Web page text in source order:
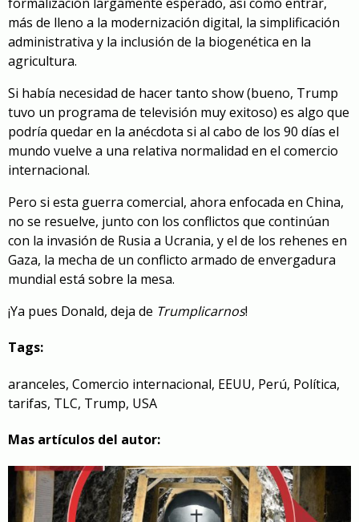
más de lleno a la modernización digital, la simplificación
administrativa y la inclusión de la biogenética en la
agricultura.
Si había necesidad de hacer tanto show (bueno, Trump
tuvo un programa de televisión muy exitoso) es algo que
podría quedar en la anécdota si al cabo de los 90 días el
mundo vuelve a una relativa normalidad en el comercio
internacional.
Pero si esta guerra comercial, ahora enfocada en China,
no se resuelve, junto con los conflictos que continúan
con la invasión de Rusia a Ucrania, y el de los rehenes en
Gaza, la mecha de un conflicto armado de envergadura
mundial está sobre la mesa.
¡Ya pues Donald, deja de Trumplicarnos!
Tags:
aranceles, Comercio internacional, EEUU, Perú, Política,
tarifas, TLC, Trump, USA
Mas artículos del autor: